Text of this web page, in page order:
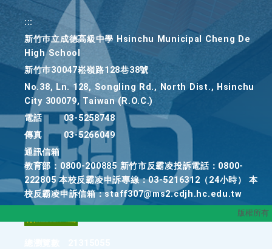
:::
新竹巿立成德高級中學 Hsinchu Municipal Cheng De
High School
新竹巿30047崧嶺路128巷38號
No.38, Ln. 128, Songling Rd., North Dist., Hsinchu
City 300079, Taiwan (R.O.C.)
電話
03-5258748
傳真
03-5266049
通訊信箱
教育部：0800-200885 新竹市反霸凌投訴電話：0800-
222805 本校反霸凌申訴專線：03-5216312（24小時） 本
校反霸凌申訴信箱：staff307@ms2.cdjh.hc.edu.tw
版權所有